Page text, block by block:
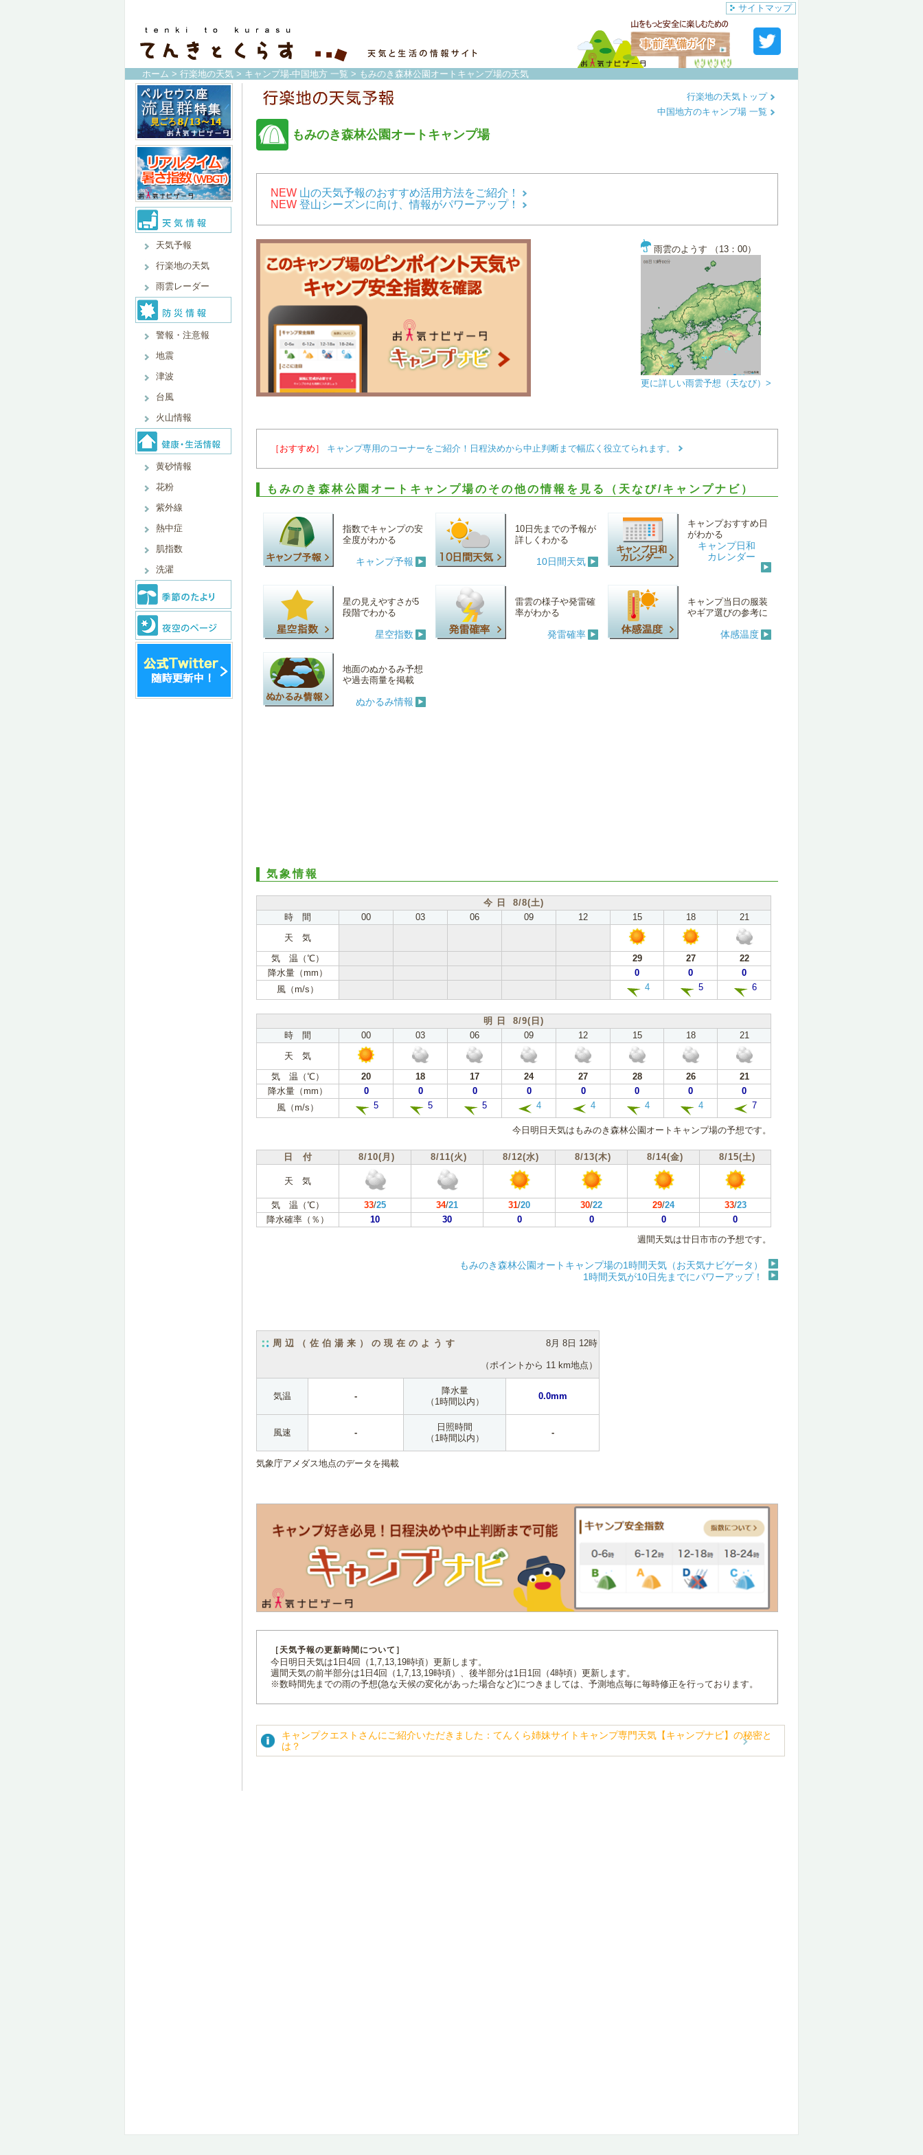
サイトマップ
ホーム > 行楽地の天気 > キャンプ場-中国地方 一覧 > もみのき森林公園オートキャンプ場の天気
天気予報
行楽地の天気
雨雲レーダー
警報・注意報
地震
津波
台風
火山情報
黄砂情報
花粉
紫外線
熱中症
肌指数
洗濯
もみのき森林公園オートキャンプ場
行楽地の天気トップ
中国地方のキャンプ場 一覧
NEW 山の天気予報のおすすめ活用方法をご紹介！
NEW 登山シーズンに向け、情報がパワーアップ！
雨雲のようす （13：00）
更に詳しい雨雲予想（天なび）>
［おすすめ］ キャンプ専用のコーナーをご紹介！日程決めから中止判断まで幅広く役立てられます。
もみのき森林公園オートキャンプ場のその他の情報を見る（天なび/キャンプナビ）
指数でキャンプの安
全度がわかる
キャンプ予報
10日先までの予報が
詳しくわかる
10日間天気
キャンプおすすめ日
がわかる
キャンプ日和
カレンダー
星の見えやすさが5
段階でわかる
星空指数
雷雲の様子や発雷確
率がわかる
発雷確率
キャンプ当日の服装
やギア選びの参考に
体感温度
地面のぬかるみ予想
や過去雨量を掲載
ぬかるみ情報
気象情報
今 日 8/8(土)
時 間
00 03 06 09 12 15 18
21
天 気
気 温（℃）
29 27
22
降水量（mm）
0 0
0
風（m/s）
4 5 6
明 日 8/9(日)
時 間
00 03 06 09 12 15 18
21
天 気
気 温（℃）
20 18 17 24 27 28 26
21
降水量（mm）
0 0 0 0 0 0 0
0
風（m/s）
5 5 5 4 4 4 4 7
今日明日天気はもみのき森林公園オートキャンプ場の予想です。
日 付 8/10(月) 8/11(火) 8/12(水) 8/13(木) 8/14(金) 8/15(土)
天 気
気 温（℃） 33/25 34/21 31/20 30/22 29/24 33/23
降水確率（％）
10 30 0 0 0
0
週間天気は廿日市市の予想です。
もみのき森林公園オートキャンプ場の1時間天気（お天気ナビゲータ）
1時間天気が10日先までにパワーアップ！
周辺（佐伯湯来）の現在のようす 8月 8日 12時
（ポイントから 11 km地点）
気温 -
降水量
（1時間以内）
0.0mm
風速 -
日照時間
（1時間以内）
-
気象庁アメダス地点のデータを掲載
［天気予報の更新時間について］
今日明日天気は1日4回（1,7,13,19時頃）更新します。
週間天気の前半部分は1日4回（1,7,13,19時頃）、後半部分は1日1回（4時頃）更新します。
※数時間先までの雨の予想(急な天候の変化があった場合など)につきましては、予測地点毎に毎時修正を行っております。
キャンプクエストさんにご紹介いただきました：てんくら姉妹サイトキャンプ専門天気【キャンプナビ】の秘密と
は？